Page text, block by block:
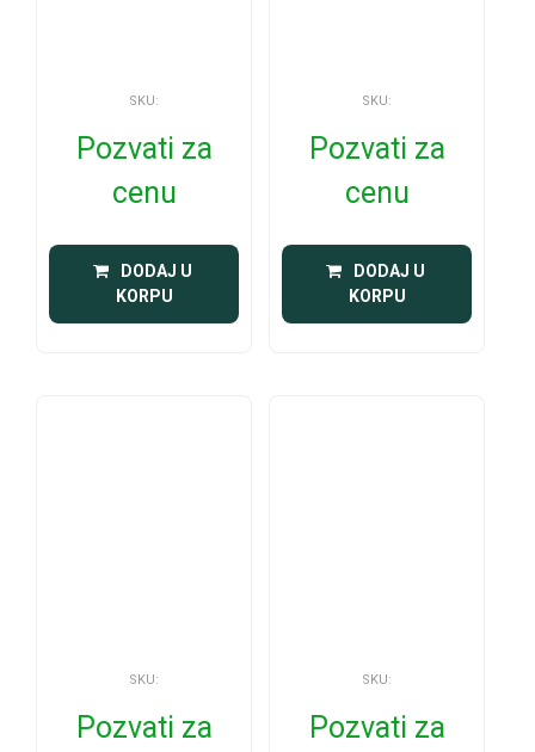
SKU:
Pozvati za
cenu
DODAJ U
KORPU
SKU:
Pozvati za
cenu
DODAJ U
KORPU
SKU:
Pozvati za
SKU:
Pozvati za